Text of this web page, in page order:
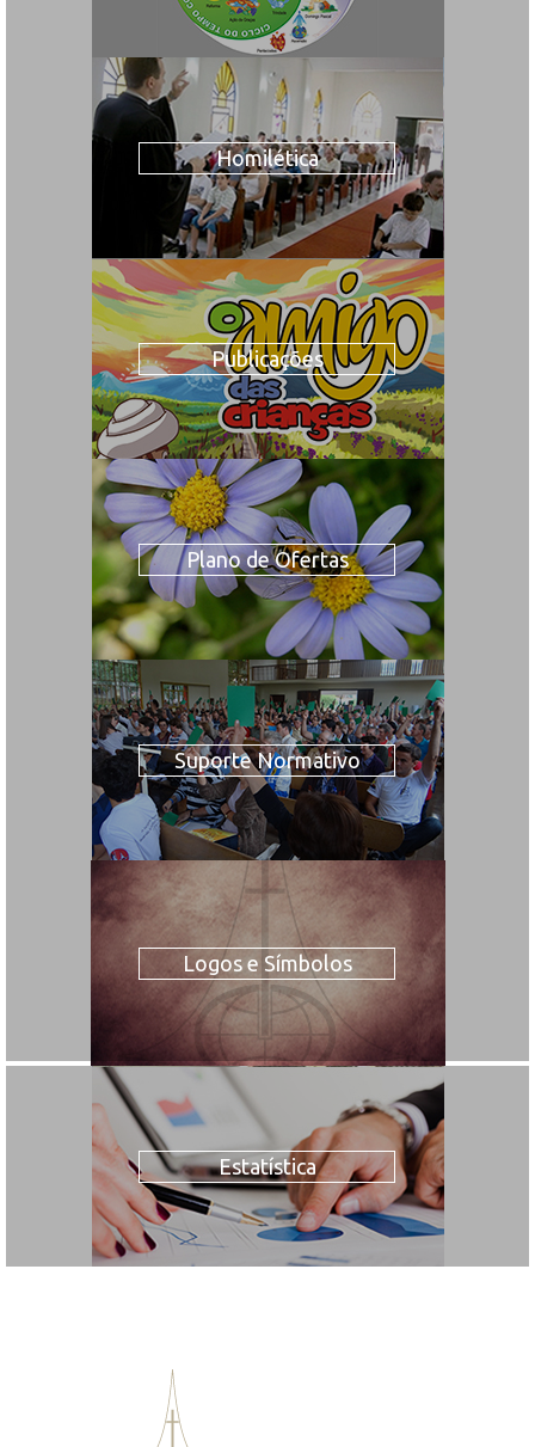
Homilética
Publicações
Plano de Ofertas
Suporte Normativo
Logos e Símbolos
Estatística